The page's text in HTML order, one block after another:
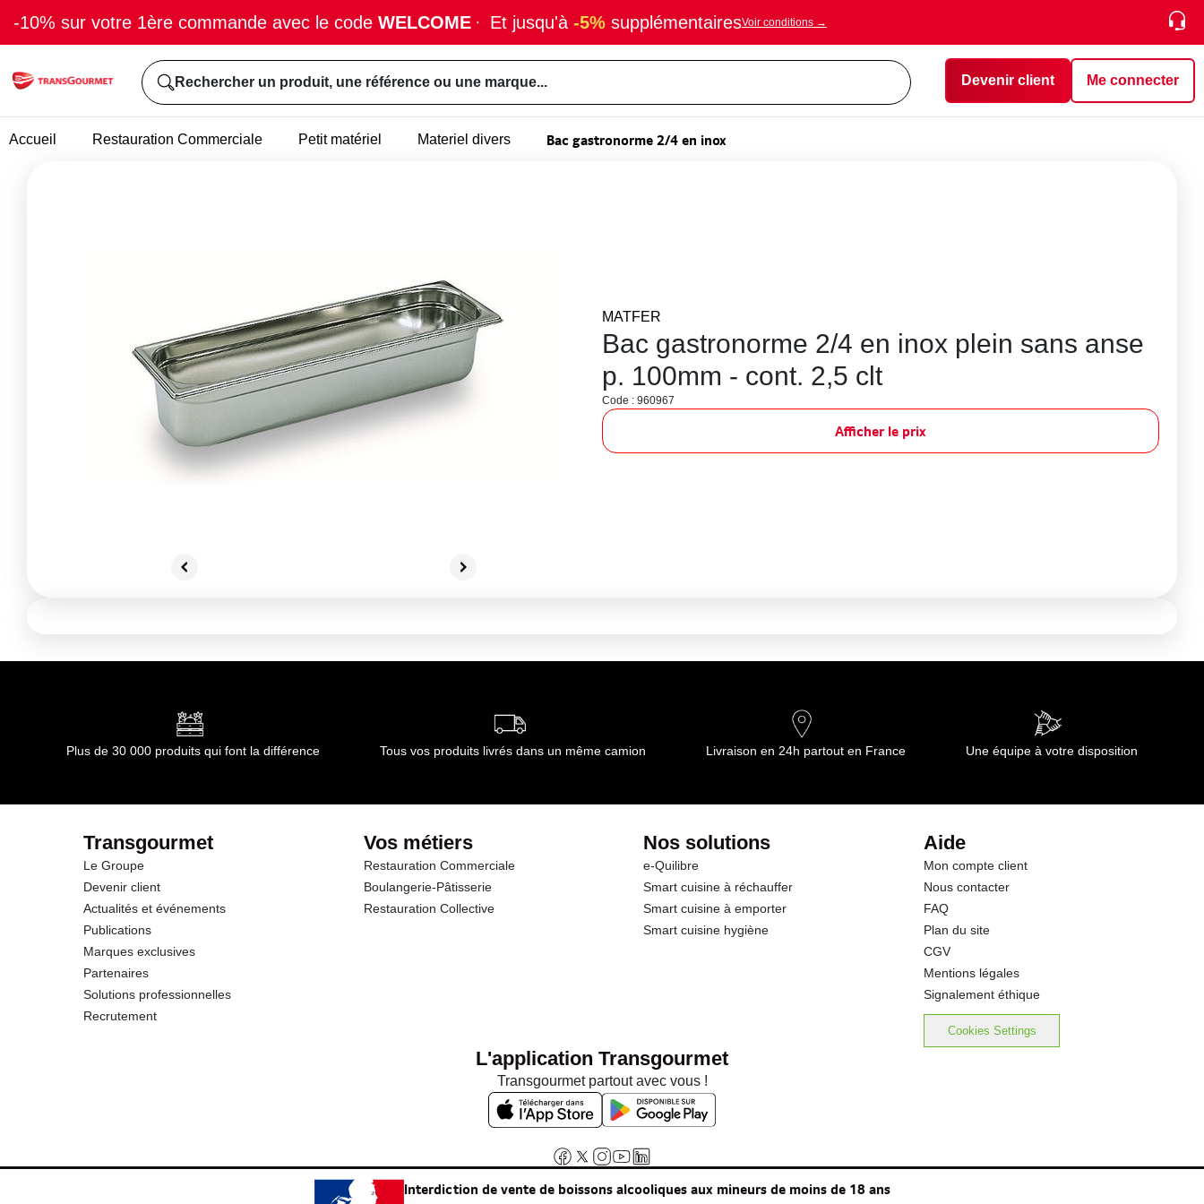
-10% sur votre 1ère commande avec le code WELCOME · Et jusqu'à -5% supplémentairesVoir conditions →
Rechercher un produit, une référence ou une marque... Devenir client Me connecter
Accueil Restauration Commerciale Petit matériel Materiel divers Bac gastronorme 2/4 en inox
MATFER
Bac gastronorme 2/4 en inox plein sans anse
p. 100mm - cont. 2,5 clt
Code : 960967
Afficher le prix
Plus de 30 000 produits qui font la différence Tous vos produits livrés dans un même camion Livraison en 24h partout en France Une équipe à votre disposition
Transgourmet
Le Groupe
Devenir client
Actualités et événements
Publications
Marques exclusives
Partenaires
Solutions professionnelles
Recrutement
Vos métiers
Restauration Commerciale
Boulangerie-Pâtisserie
Restauration Collective
Nos solutions
e-Quilibre
Smart cuisine à réchauffer
Smart cuisine à emporter
Smart cuisine hygiène
Aide
Mon compte client
Nous contacter
FAQ
Plan du site
CGV
Mentions légales
Signalement éthique
Cookies Settings
L'application Transgourmet
Transgourmet partout avec vous !
Interdiction de vente de boissons alcooliques aux mineurs de moins de 18 ans